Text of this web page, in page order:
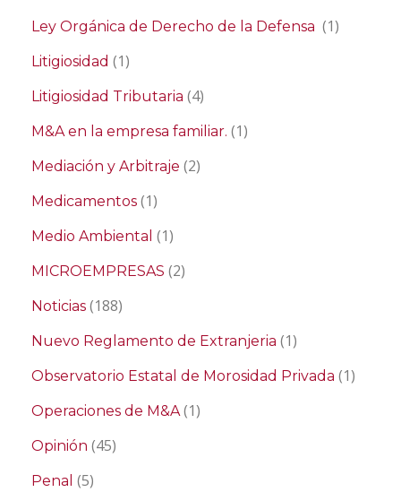
Ley Orgánica de Derecho de la Defensa (1)
Litigiosidad (1)
Litigiosidad Tributaria (4)
M&A en la empresa familiar. (1)
Mediación y Arbitraje (2)
Medicamentos (1)
Medio Ambiental (1)
MICROEMPRESAS (2)
Noticias (188)
Nuevo Reglamento de Extranjeria (1)
Observatorio Estatal de Morosidad Privada (1)
Operaciones de M&A(1)
Opinión (45)
Penal (5)